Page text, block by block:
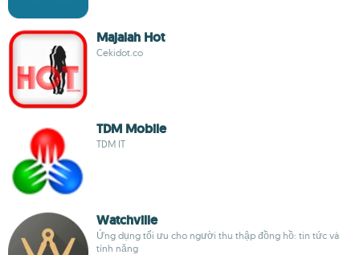
Majalah Hot
Cekidot.co
TDM Mobile
TDM IT
Watchville
Ứng dụng tối ưu cho người thu thập đồng hồ: tin tức và
tính năng